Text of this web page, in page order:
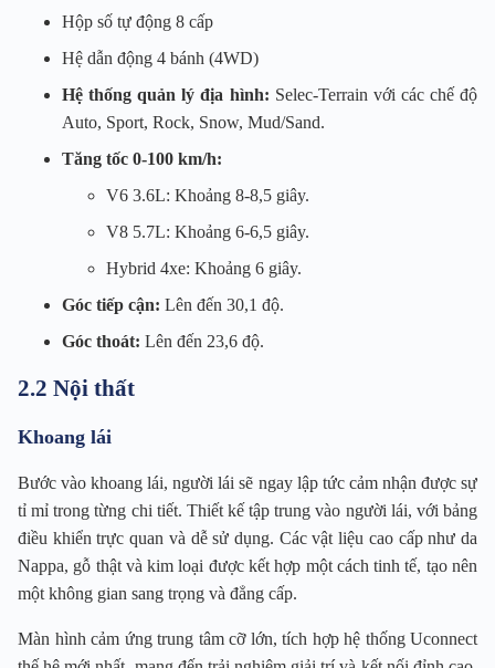
Hộp số tự động 8 cấp
Hệ dẫn động 4 bánh (4WD)
Hệ thống quản lý địa hình: Selec-Terrain với các chế độ
Auto, Sport, Rock, Snow, Mud/Sand.
Tăng tốc 0-100 km/h:
V6 3.6L: Khoảng 8-8,5 giây.
V8 5.7L: Khoảng 6-6,5 giây.
Hybrid 4xe: Khoảng 6 giây.
Góc tiếp cận: Lên đến 30,1 độ.
Góc thoát: Lên đến 23,6 độ.
2.2 Nội thất
Khoang lái
Bước vào khoang lái, người lái sẽ ngay lập tức cảm nhận được sự
tỉ mỉ trong từng chi tiết. Thiết kế tập trung vào người lái, với bảng
điều khiển trực quan và dễ sử dụng. Các vật liệu cao cấp như da
Nappa, gỗ thật và kim loại được kết hợp một cách tinh tế, tạo nên
một không gian sang trọng và đẳng cấp.
Màn hình cảm ứng trung tâm cỡ lớn, tích hợp hệ thống Uconnect